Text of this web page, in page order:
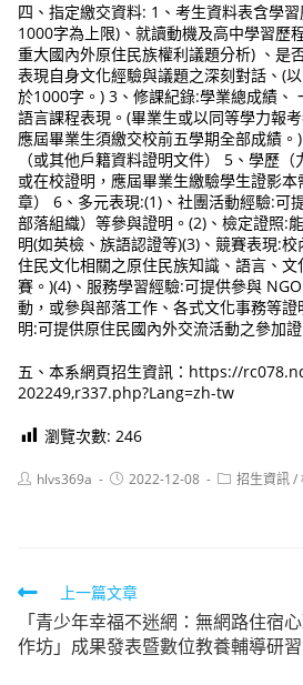
四、指定繳交資料: 1、考生資料表含學習
1000字為上限)、就讀動機及高中學習歷
重大國內外原住民族權利議題分析) 、是
表現自身文化經驗與議題之深刻對話、(
於1000字。) 3、修課紀錄:學業總成績、
語言課程表現。(畢業生或以同等學力報
應屆畢業生須繳交校前五學期全部成績
（或其他戶籍資料證明文件） 5、學歷
或在校證明，應屆畢業生繳驗學生證影
章） 6、多元表現:(1)、社團活動經驗:可
部落組織）等參與證明。(2)、檢定證照:
明(如英檢、族語認證等)(3)、競賽表現:
住民文化相關之原住民族知識、語言、
賽。)(4)、服務學習經驗:可提供參與
動，或參與部落工作、各式文化事務等
明:可提供原住民國內外交流活動之參加證
五、本系網頁招生資訊：https://
202249,r337.php?Lang=zh-tw
瀏覽次數: 246
Posthlvs369a
Post2022-12-08
Post招生資訊/
Read
more
articles
上一篇文章
「青少年幸福不迷網：無網路住宿
作坊」成果發表暨數位教養輔導研